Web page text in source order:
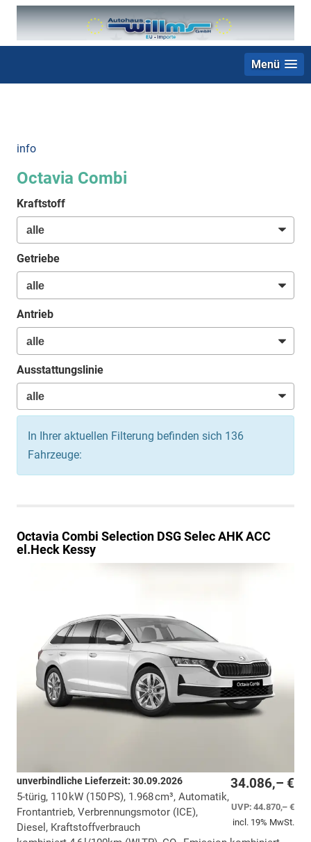
Menü
info
Octavia Combi
Kraftstoff
Getriebe
Antrieb
Ausstattungslinie
In Ihrer aktuellen Filterung befinden sich 136
Fahrzeuge:
Octavia Combi Selection DSG Selec AHK ACC
el.Heck Kessy
34.086,– €
UVP:44.870,– €
incl. 19% MwSt.
unverbindliche Lieferzeit: 30.09.2026
5-türig, 110 kW (150 PS), 1.968 cm³, Automatik,
Frontantrieb, Verbrennungsmotor (ICE),
Diesel, Kraftstoffverbrauch